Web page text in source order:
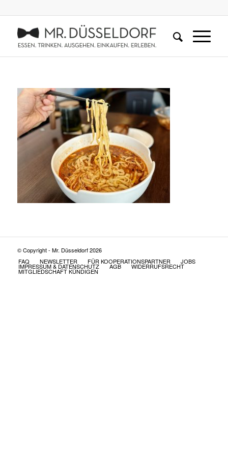
© Copyright - Mr. Düsseldorf 2026
FAQ
NEWSLETTER FÜR KOOPERATIONSPARTNER JOBS
IMPRESSUM & DATENSCHUTZ AGB WIDERRUFSRECHT
MITGLIEDSCHAFT KÜNDIGEN